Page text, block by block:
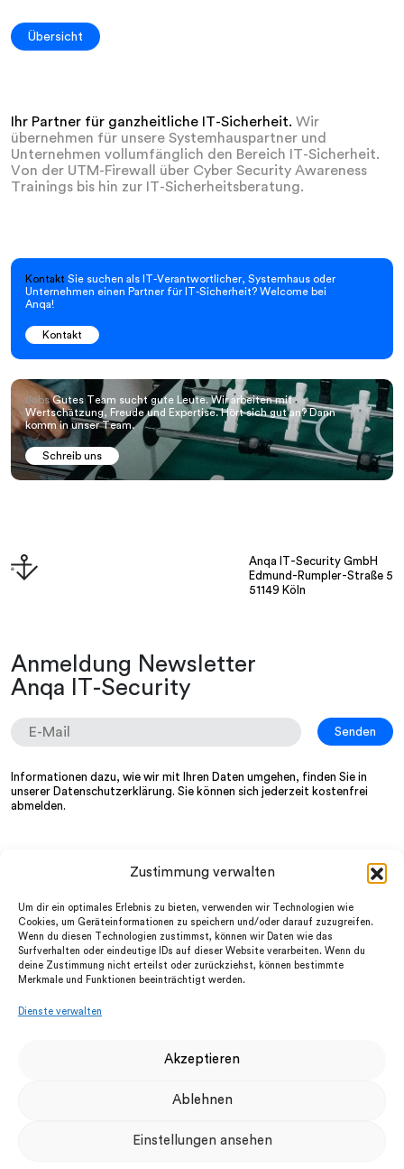
Zustimmung verwalten
Um dir ein optimales Erlebnis zu bieten, verwenden wir Technologien wie
Cookies, um Geräteinformationen zu speichern und/oder darauf zuzugreifen.
Wenn du diesen Technologien zustimmst, können wir Daten wie das
Surfverhalten oder eindeutige IDs auf dieser Website verarbeiten. Wenn du
deine Zustimmung nicht erteilst oder zurückziehst, können bestimmte
Merkmale und Funktionen beeinträchtigt werden.
Dienste verwalten
Akzeptieren
Ablehnen
Einstellungen ansehen
Übersicht
Ihr Partner für ganzheitliche IT-Sicherheit. Wir
übernehmen für unsere Systemhauspartner und
Unternehmen vollumfänglich den Bereich IT-Sicherheit.
Von der UTM-Firewall über Cyber Security Awareness
Trainings bis hin zur IT-Sicherheitsberatung.
Kontakt
Kontakt Sie suchen als IT-Verantwortlicher, Systemhaus oder
Unternehmen einen Partner für IT-Sicherheit? Welcome bei
Anqa!
Schreib uns
JobsGutes Team sucht gute Leute. Wir arbeiten mit
Wertschätzung, Freude und Expertise. Hört sich gut an? Dann
komm in unser Team.
LinkedIn
facebook
Datenschutz
Impressum
Partner
News
FAQ
Jobs
Cloud-UTM
Schwachstellenscan & Pentesting
Anqa IT-Security GmbH
Edmund-Rumpler-Straße 5
51149 Köln
Anmeldung Newsletter
Anqa IT-Security
Informationen dazu, wie wir mit Ihren Daten umgehen, finden Sie in
unserer Datenschutzerklärung. Sie können sich jederzeit kostenfrei
abmelden.